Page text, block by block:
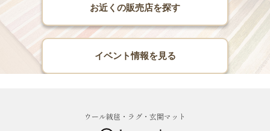
お近くの販売店を探す
イベント情報を見る
ウール絨毯・ラグ・玄関マット